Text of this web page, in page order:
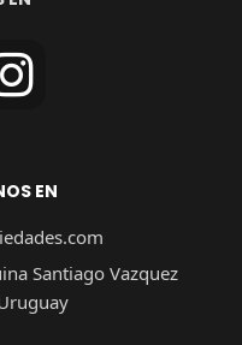
EN
Santiago Vazquez